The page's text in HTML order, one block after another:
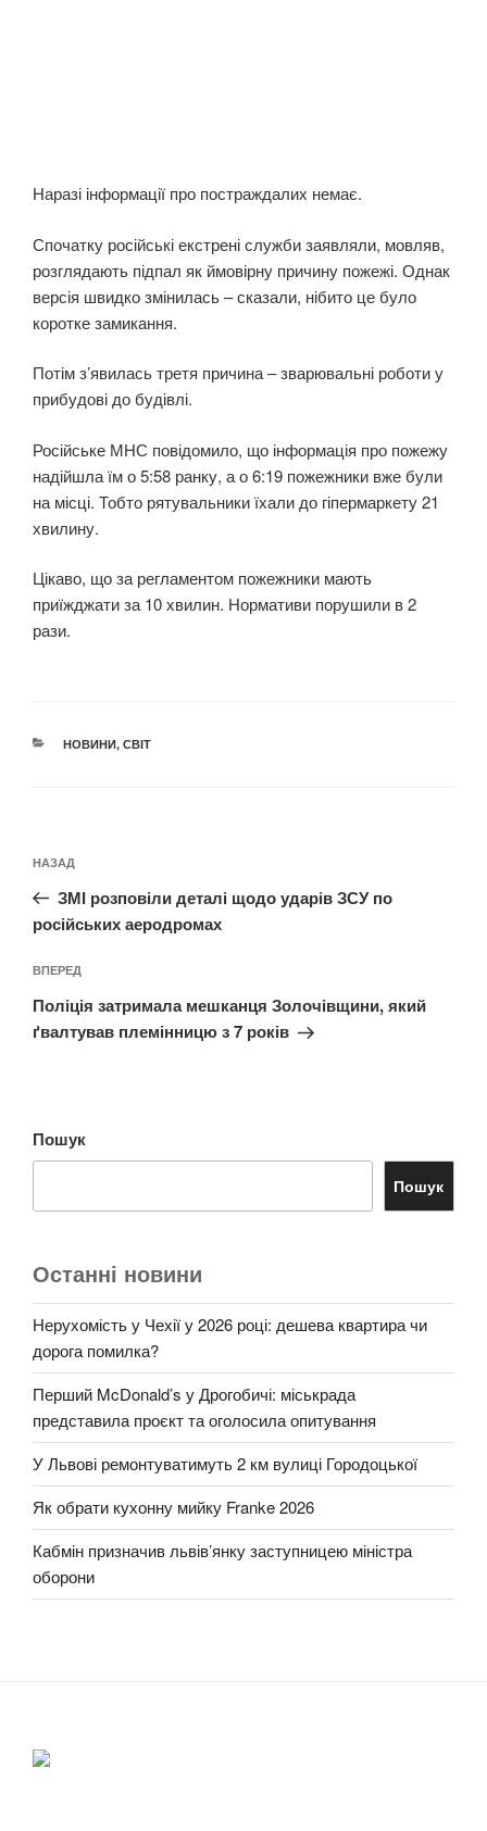
Наразі інформації про постраждалих немає.
Спочатку російські екстрені служби заявляли, мовляв,
розглядають підпал як ймовірну причину пожежі. Однак
версія швидко змінилась – сказали, нібито це було
коротке замикання.
Потім з’явилась третя причина – зварювальні роботи у
прибудові до будівлі.
Російське МНС повідомило, що інформація про пожежу
надійшла їм о 5:58 ранку, а о 6:19 пожежники вже були
на місці. Тобто рятувальники їхали до гіпермаркету 21
хвилину.
Цікаво, що за регламентом пожежники мають
приїжджати за 10 хвилин. Нормативи порушили в 2
рази.
КАТЕГОРІЇ
НОВИНИ, СВІТ
записів
Попередній
запис:
НАЗАД
ЗМІ розповіли деталі щодо ударів ЗСУ по
російських аеродромах
Наступний
запис
ВПЕРЕД
Поліція затримала мешканця Золочівщини, який
ґвалтував племінницю з 7 років
Пошук
Пошук
Останні новини
Нерухомість у Чехії у 2026 році: дешева квартира чи
дорога помилка?
Перший McDonald’s у Дрогобичі: міськрада
представила проєкт та оголосила опитування
У Львові ремонтуватимуть 2 км вулиці Городоцької
Як обрати кухонну мийку Franke 2026
Кабмін призначив львів’янку заступницею міністра
оборони